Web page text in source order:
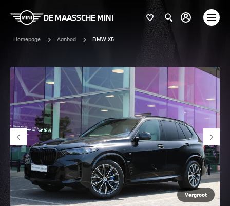
DE MAASSCHE MINI
Homepage Aanbod BMW X5
Vergroot